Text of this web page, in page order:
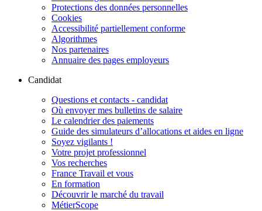
Protections des données personnelles
Cookies
Accessibilité partiellement conforme
Algorithmes
Nos partenaires
Annuaire des pages employeurs
Candidat
Questions et contacts - candidat
Où envoyer mes bulletins de salaire
Le calendrier des paiements
Guide des simulateurs d’allocations et aides en ligne
Soyez vigilants !
Votre projet professionnel
Vos recherches
France Travail et vous
En formation
Découvrir le marché du travail
MétierScope